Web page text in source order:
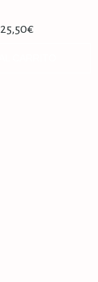
25,50€